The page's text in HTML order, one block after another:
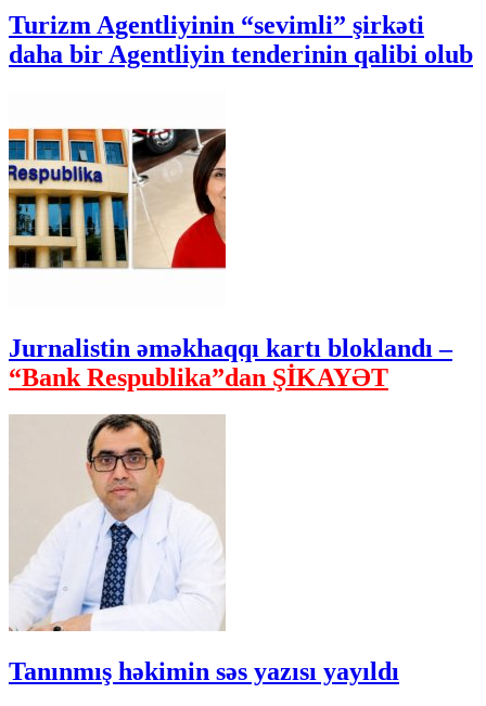
Turizm Agentliyinin “sevimli” şirkəti
daha bir Agentliyin tenderinin qalibi olub
Jurnalistin əməkhaqqı kartı bloklandı –
“Bank Respublika”dan ŞİKAYƏT
Tanınmış həkimin səs yazısı yayıldı